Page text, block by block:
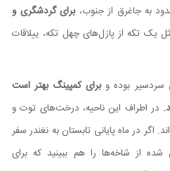
به جاغرق از جنوب،برای گردشگری و
یک تکه از پازل‌های چهل تکه، ییلاقات
سردسیر بوده وبرای کمپینگ بهتر است
در اطراف این ناحیه، درخت‌های توت و
اگر در ماه پایانی تابستان به نغندر سفر
شده از شاخه‌ها را هم ببینید که برای